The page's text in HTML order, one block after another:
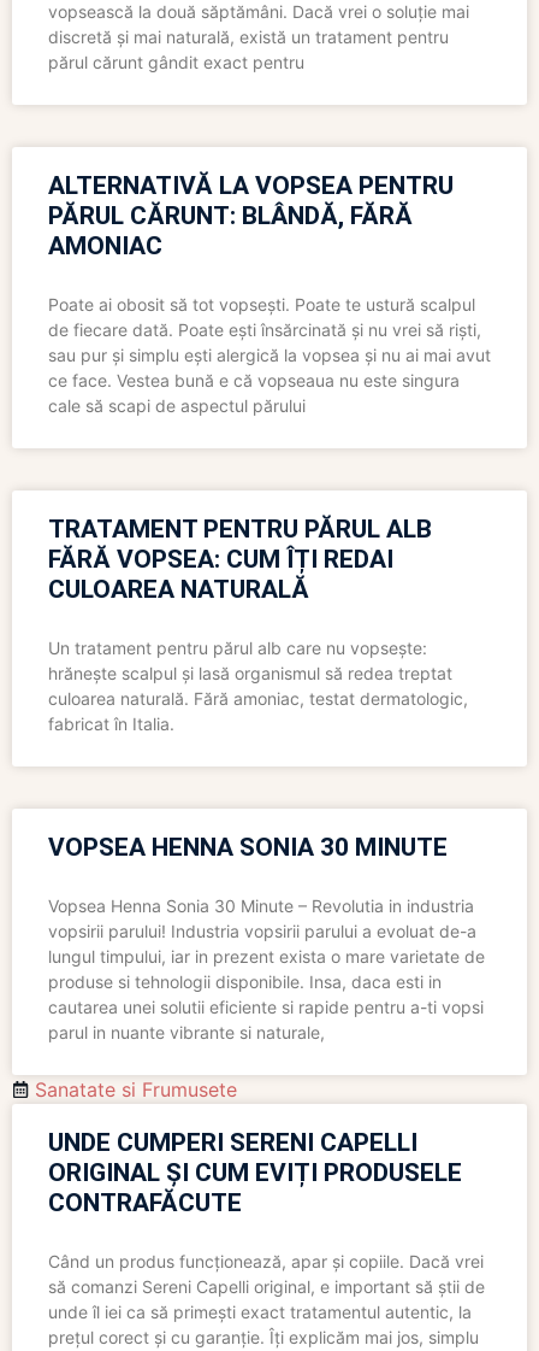
vopsească la două săptămâni. Dacă vrei o soluție mai
discretă și mai naturală, există un tratament pentru
părul cărunt gândit exact pentru
ALTERNATIVĂ LA VOPSEA PENTRU
PĂRUL CĂRUNT: BLÂNDĂ, FĂRĂ
AMONIAC
Poate ai obosit să tot vopsești. Poate te ustură scalpul
de fiecare dată. Poate ești însărcinată și nu vrei să riști,
sau pur și simplu ești alergică la vopsea și nu ai mai avut
ce face. Vestea bună e că vopseaua nu este singura
cale să scapi de aspectul părului
TRATAMENT PENTRU PĂRUL ALB
FĂRĂ VOPSEA: CUM ÎȚI REDAI
CULOAREA NATURALĂ
Un tratament pentru părul alb care nu vopsește:
hrănește scalpul și lasă organismul să redea treptat
culoarea naturală. Fără amoniac, testat dermatologic,
fabricat în Italia.
VOPSEA HENNA SONIA 30 MINUTE
Vopsea Henna Sonia 30 Minute – Revolutia in industria
vopsirii parului! Industria vopsirii parului a evoluat de-a
lungul timpului, iar in prezent exista o mare varietate de
produse si tehnologii disponibile. Insa, daca esti in
cautarea unei solutii eficiente si rapide pentru a-ti vopsi
parul in nuante vibrante si naturale,
Sanatate si Frumusete
UNDE CUMPERI SERENI CAPELLI
ORIGINAL ȘI CUM EVIȚI PRODUSELE
CONTRAFĂCUTE
Când un produs funcționează, apar și copiile. Dacă vrei
să comanzi Sereni Capelli original, e important să știi de
unde îl iei ca să primești exact tratamentul autentic, la
prețul corect și cu garanție. Îți explicăm mai jos, simplu